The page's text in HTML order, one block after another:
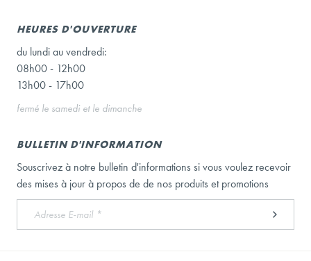
HEURES D'OUVERTURE
du lundi au vendredi:
08h00 - 12h00
13h00 - 17h00
fermé le samedi et le dimanche
BULLETIN D'INFORMATION
Souscrivez à notre bulletin d'informations si vous voulez recevoir
des mises à jour à propos de de nos produits et promotions